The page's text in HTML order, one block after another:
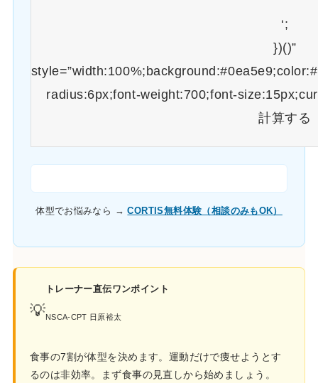
‘;
})()”
radius:6px;font-weight:700;font-
計算する
体型でお悩みなら →CORTIS無料体験（相談のみもOK）
💡
トレーナー直伝ワンポイント
NSCA-CPT 日原裕太
食事の7割が体型を決めます。運動だけで痩せようとす
るのは非効率。まず食事の見直しから始めましょう。